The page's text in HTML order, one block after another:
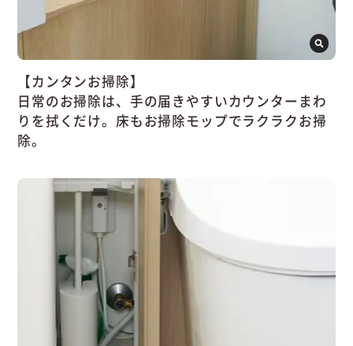
【カンタンお掃除】
日常のお掃除は、手の届きやすいカウンターまわ
りを拭くだけ。床もお掃除モップでラクラクお掃
除。